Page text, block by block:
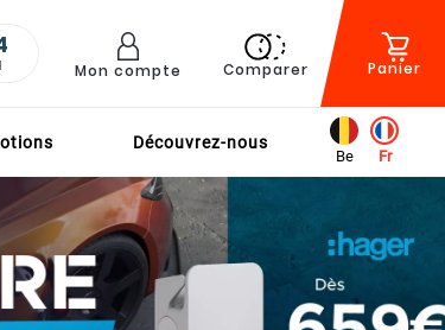
Mon compte Comparer Panier
?
Découvrez-nous
Be Fr